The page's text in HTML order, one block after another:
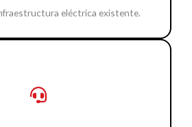
eléctrica existente.